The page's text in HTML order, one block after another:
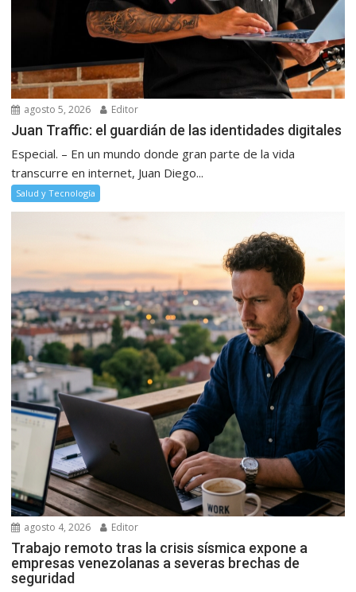
agosto 5, 2026 Editor
Juan Traffic: el guardián de las identidades digitales
Especial. – En un mundo donde gran parte de la vida
transcurre en internet, Juan Diego...
Salud y Tecnología
agosto 4, 2026 Editor
Trabajo remoto tras la crisis sísmica expone a
empresas venezolanas a severas brechas de
seguridad